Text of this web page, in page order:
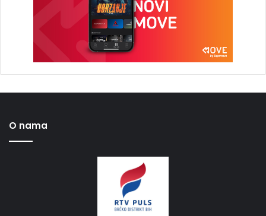
O nama